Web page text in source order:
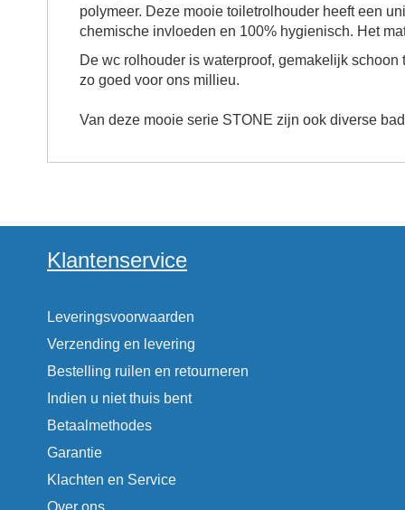
polymeer. Deze mooie toiletrolhouder heeft een
chemische invloeden en 100% hygienisch. Het
De wc rolhouder is waterproof, gemakelijk
zo goed voor ons millieu.
Van deze mooie serie STONE zijn ook diverse
Klantenservice
Leveringsvoorwaarden
Verzending en levering
Bestelling ruilen en retourneren
Indien u niet thuis bent
Betaalmethodes
Garantie
Klachten en Service
Over ons